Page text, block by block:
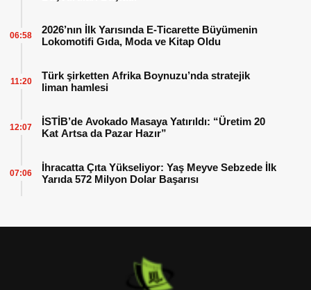
2026’nın İlk Yarısında E-Ticarette Büyümenin
Lokomotifi Gıda, Moda ve Kitap Oldu
06:58
Türk şirketten Afrika Boynuzu’nda stratejik
liman hamlesi
11:20
İSTİB’de Avokado Masaya Yatırıldı: “Üretim 20
Kat Artsa da Pazar Hazır”
12:07
İhracatta Çıta Yükseliyor: Yaş Meyve Sebzede İlk
Yarıda 572 Milyon Dolar Başarısı
07:06